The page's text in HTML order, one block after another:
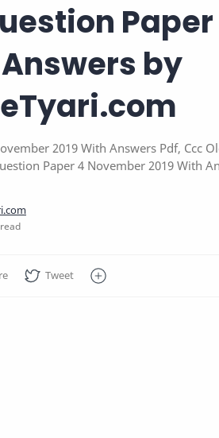
by
2019 With Answers Pdf, Ccc
Paper 4 November 2019 With